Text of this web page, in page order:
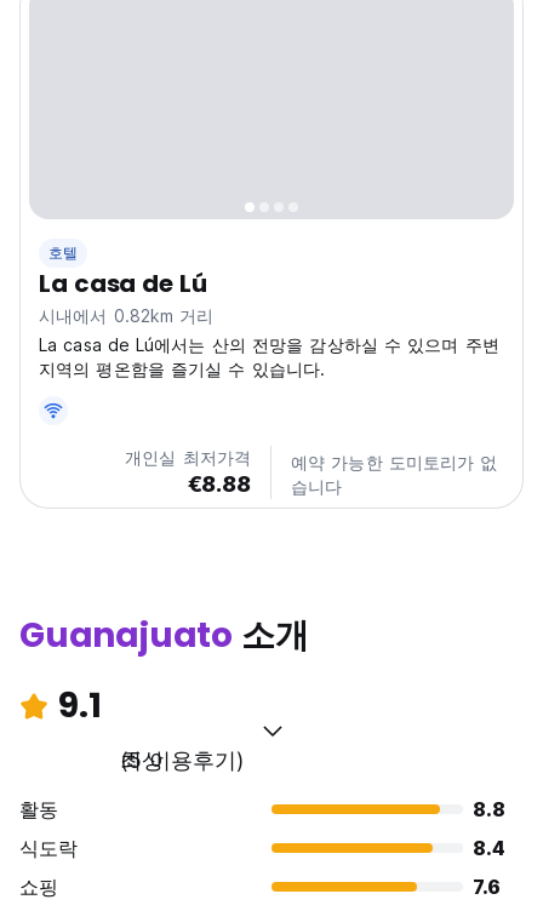
호텔
La casa de Lú
시내에서 0.82km 거리
La casa de Lú에서는 산의 전망을 감상하실 수 있으며 주변
지역의 평온함을 즐기실 수 있습니다.
개인실 최저가격
€8.88
예약 가능한 도미토리가 없
습니다
Guanajuato 소개
9.1
최상
(5 이용후기)
활동
8.8
식도락
8.4
쇼핑
7.6